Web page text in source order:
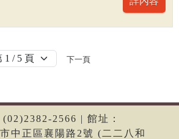
下一頁
2566 | 館址：
中正區襄陽路2號 (二二八和